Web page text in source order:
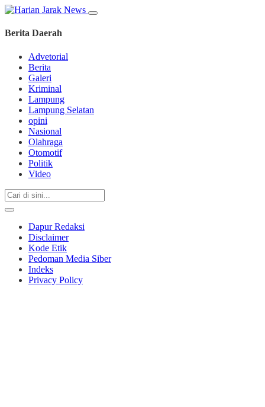
Berita Daerah
Advetorial
Berita
Galeri
Kriminal
Lampung
Lampung Selatan
opini
Nasional
Olahraga
Otomotif
Politik
Video
Dapur Redaksi
Disclaimer
Kode Etik
Pedoman Media Siber
Indeks
Privacy Policy